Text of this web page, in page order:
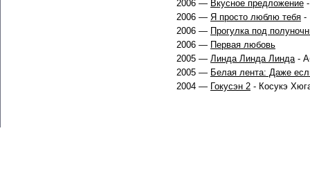
2006 — Вкусное предложение
2006 — Я просто люблю тебя -
2006 — Прогулка под
2006 — Первая любовь
2005 — Линда Линда Линда-
2005 — Белая лента: Даже
2004 — Гокусэн 2 - Косукэ